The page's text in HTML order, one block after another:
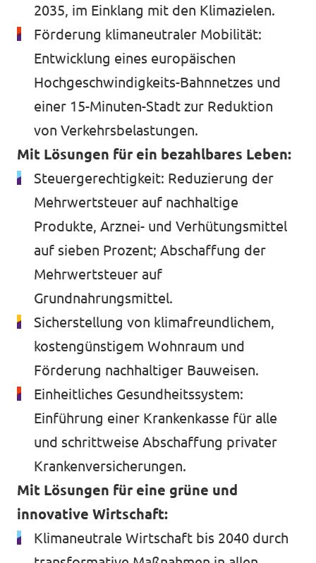
2035, im Einklang mit den Klimazielen.
Förderung klimaneutraler Mobilität:
Entwicklung eines europäischen
Hochgeschwindigkeits-Bahnnetzes und
einer 15-Minuten-Stadt zur Reduktion
von Verkehrsbelastungen.
Mit Lösungen für ein bezahlbares Leben:
Steuergerechtigkeit: Reduzierung der
Mehrwertsteuer auf nachhaltige
Produkte, Arznei- und Verhütungsmittel
auf sieben Prozent; Abschaffung der
Mehrwertsteuer auf
Grundnahrungsmittel.
Sicherstellung von klimafreundlichem,
kostengünstigem Wohnraum und
Förderung nachhaltiger Bauweisen.
Einheitliches Gesundheitssystem:
Einführung einer Krankenkasse für alle
und schrittweise Abschaffung privater
Krankenversicherungen.
Mit Lösungen für eine grüne und
innovative Wirtschaft:
Klimaneutrale Wirtschaft bis 2040 durch